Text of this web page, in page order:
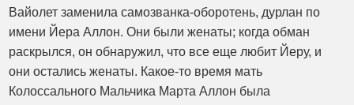
Вайолет заменила самозванка-оборотень, дурлан по
имени Йера Аллон. Они были женаты; когда обман
раскрылся, он обнаружил, что все еще любит Йеру, и
они остались женаты. Какое-то время мать
Колоссального Мальчика Марта Аллон была